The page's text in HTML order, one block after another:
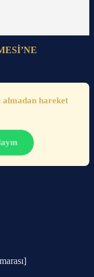
almadan hareket